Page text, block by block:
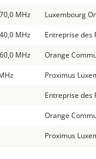
MHz
Luxembourg
MHz
Entreprise des
MHz
Orange
Proximus
Entreprise des
Orange
Proximus